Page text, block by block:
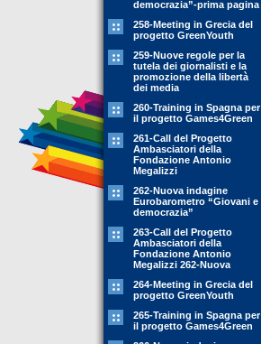
democrazia”-prima pagina
258-Meeting in Grecia del
progetto GreenYouth
259-Nuove regole per la
tutela dei giornalisti e la
promozione della libertà
dei media
260-Training in Spagna per
il progetto Games4Green
261-Call del Progetto
Ambasciatori della
Fondazione Antonio
Megalizzi
262-Nuova indagine
Eurobarometro “Giovani e
democrazia”
263-Call del Progetto
Ambasciatori della
Fondazione Antonio
Megalizzi 262-Nuova
264-Meeting in Grecia del
progetto GreenYouth
265-Training in Spagna per
il progetto Games4Green